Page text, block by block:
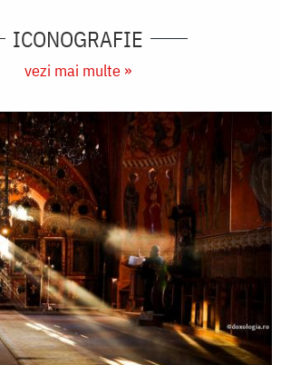
ICONOGRAFIE
vezi mai multe »